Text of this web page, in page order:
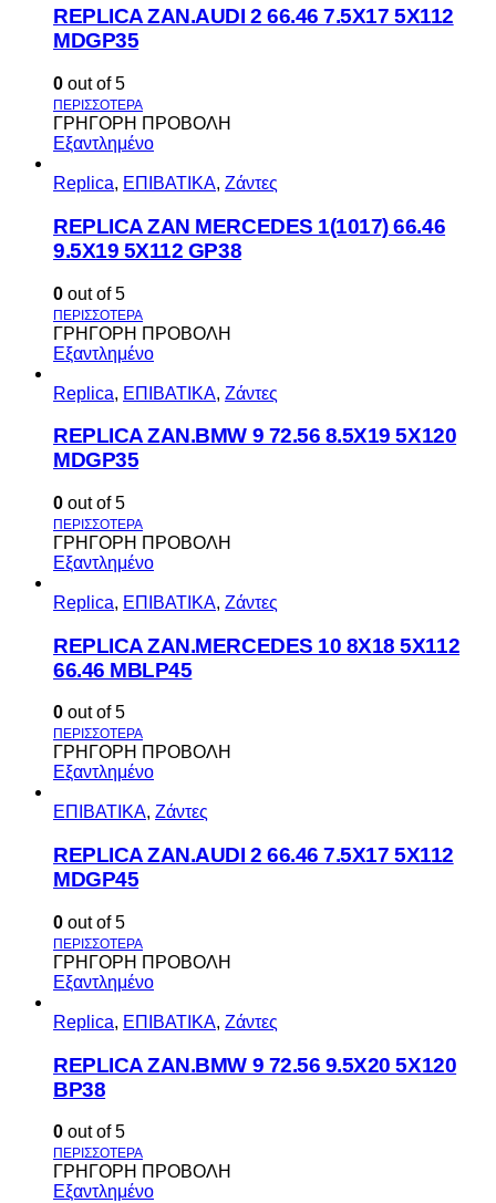
REPLICA ZAN.AUDI 2 66.46 7.5X17 5X112
MDGP35
0 out of 5
ΓΡΗΓΟΡΗ ΠΡΟΒΟΛΗ
Εξαντλημένο
Replica, ΕΠΙΒΑΤΙΚΑ, Ζάντες
REPLICA ZAN MERCEDES 1(1017) 66.46
9.5X19 5X112 GP38
0 out of 5
ΓΡΗΓΟΡΗ ΠΡΟΒΟΛΗ
Εξαντλημένο
Replica, ΕΠΙΒΑΤΙΚΑ, Ζάντες
REPLICA ZAN.BMW 9 72.56 8.5X19 5X120
MDGP35
0 out of 5
ΓΡΗΓΟΡΗ ΠΡΟΒΟΛΗ
Εξαντλημένο
Replica, ΕΠΙΒΑΤΙΚΑ, Ζάντες
REPLICA ZAN.MERCEDES 10 8X18 5X112
66.46 MBLP45
0 out of 5
ΓΡΗΓΟΡΗ ΠΡΟΒΟΛΗ
Εξαντλημένο
ΕΠΙΒΑΤΙΚΑ, Ζάντες
REPLICA ZAN.AUDI 2 66.46 7.5X17 5X112
MDGP45
0 out of 5
ΓΡΗΓΟΡΗ ΠΡΟΒΟΛΗ
Εξαντλημένο
Replica, ΕΠΙΒΑΤΙΚΑ, Ζάντες
REPLICA ZAN.BMW 9 72.56 9.5X20 5X120
BP38
0 out of 5
ΓΡΗΓΟΡΗ ΠΡΟΒΟΛΗ
Εξαντλημένο